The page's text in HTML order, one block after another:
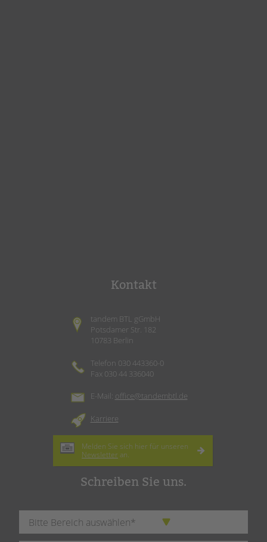
Kontakt
tandem BTL gGmbH
Potsdamer Str. 182
10783 Berlin
Telefon 030 443360-0
Fax 030 44 336040
E-Mail: office@tandembtl.de
Karriere
Melden Sie sich hier für unseren
Newsletter an.
Schreiben Sie uns.